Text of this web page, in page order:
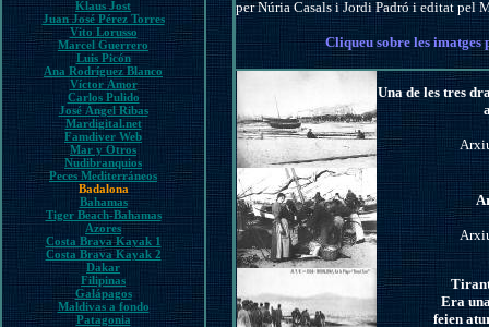
Klaus Jost
Juan José Pérez Torres
Vito Lorusso
Marcel Guerrero
Luis Picón
Ana Rodríguez Blanco
Víctor Amor
Carlos Pulido
José Ángel Ribas
Mardigital.net
Famdiver Web
Mar y Otros
Nudibranquios
Peces Mediterráneos
Badalona
Bahamas
Tiger Beach-Bahamas
Azores
Costa Brava Kayak 1
Costa Brava Kayak 2
Dakar
Filipinas
Galápagos
Maldivas a fondo
Patagonia
per Núria Casals i Jordi Padró i editat pel
Cliqueu sobre les
Una de les tres
Era
feien